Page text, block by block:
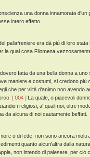
una donna innamorata
intero effetto.
pallafreniere era dà piú di loro
la qual cosa Filomena
fatta da una bella donna a
maniere e costumi, si credono
che per viltà d'animo non avendo
[ 004 ] La quale, o piacevoli
i religiosi, a' quali noi, oltre
da alcuna di noi cautamente beffati.
o di fede, non sono ancora molti
quanto alcun'altra dalla
non intendo di palesare, per